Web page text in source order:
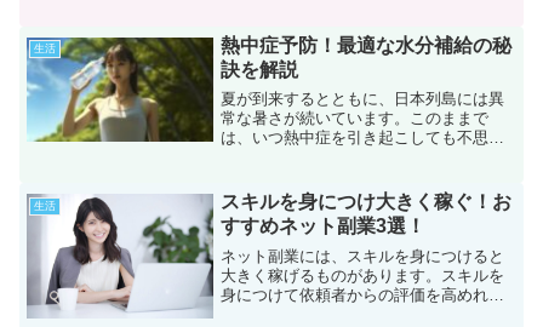
ほどの雨と、耳をつんざくような雷鳴に
遭遇したら、普通では...
生活
熱中症予防！最適な水分補給の秘
訣を解説
夏が到来するとともに、日本列島には異
常な暑さが続いています。このままで
は、いつ熱中症を引き起こしても不思議
れています。しかし、具体的な水分補給
の方法を知っている方は少...
生活
スキルを身につけ大きく稼ぐ！お
すすめネット副業3選！
ネット副業には、スキルを身につけると
大きく稼げるものがあります。スキルを
身につけて依頼者からの評価を高めれ